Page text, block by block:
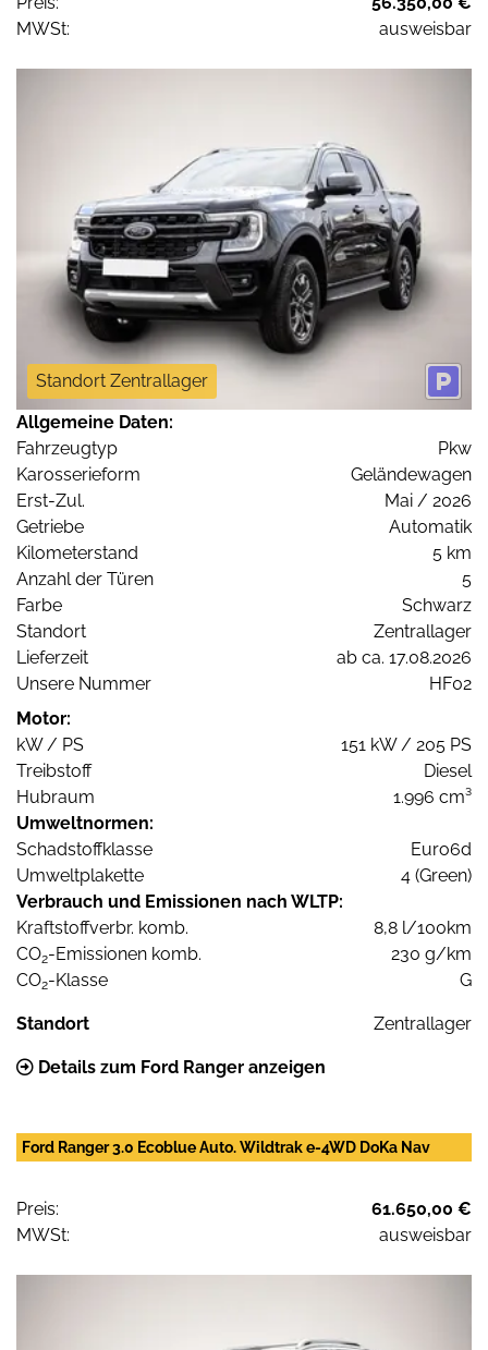
MWSt:
ausweisbar
Standort Zentrallager
Allgemeine Daten:
Fahrzeugtyp
Pkw
Karosserieform
Geländewagen
Erst-Zul.
Mai / 2026
Getriebe
Automatik
Kilometerstand
5 km
Anzahl der Türen
5
Farbe
Schwarz
Standort
Zentrallager
Lieferzeit
ab ca. 17.08.2026
Unsere Nummer
HF02
Motor:
kW / PS
151 kW / 205 PS
Treibstoff
Diesel
Hubraum
1.996 cm³
Umweltnormen:
Schadstoffklasse
Euro6d
Umweltplakette
4 (Green)
Verbrauch und Emissionen nach WLTP:
Kraftstoffverbr. komb.
8,8 l/100km
CO2-Emissionen komb.
230 g/km
CO2-Klasse G
Standort Zentrallager
Details zum Ford Ranger anzeigen
Ford Ranger 3.0 Ecoblue Auto. Wildtrak e-4WD DoKa Nav
Preis:
61.650,00 €
MWSt:
ausweisbar